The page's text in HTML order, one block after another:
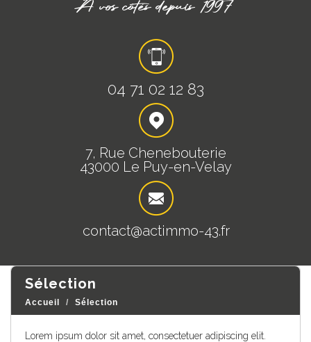
04 71 02 12 83
7, Rue Chenebouterie
43000 Le Puy-en-Velay
contact@actimmo-43.fr
sélection
Accueil Sélection
Lorem ipsum dolor sit amet, consectetuer adipiscing elit.